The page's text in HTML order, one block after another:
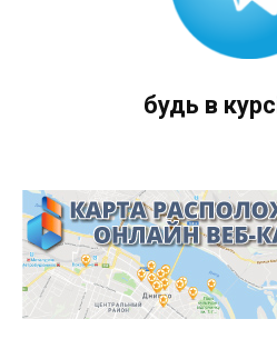
будь в